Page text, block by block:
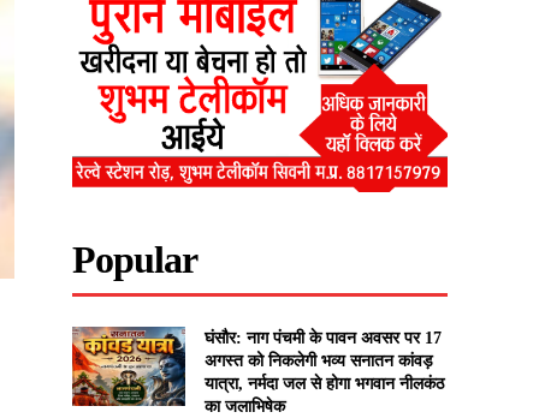
Popular
घंसौर: नाग पंचमी के पावन अवसर पर 17
अगस्त को निकलेगी भव्य सनातन कांवड़
यात्रा, नर्मदा जल से होगा भगवान नीलकंठ
का जलाभिषेक